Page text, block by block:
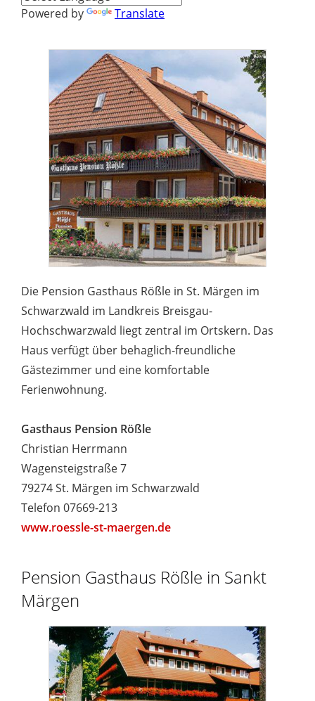
Powered by Translate
Die Pension Gasthaus Rößle in St. Märgen im
Schwarzwald im Landkreis Breisgau-
Hochschwarzwald liegt zentral im Ortskern. Das
Haus verfügt über behaglich-freundliche
Gästezimmer und eine komfortable
Ferienwohnung.
Gasthaus Pension Rößle
Christian Herrmann
Wagensteigstraße 7
79274 St. Märgen im Schwarzwald
Telefon 07669-213
www.roessle-st-maergen.de
Pension Gasthaus Rößle in Sankt
Märgen